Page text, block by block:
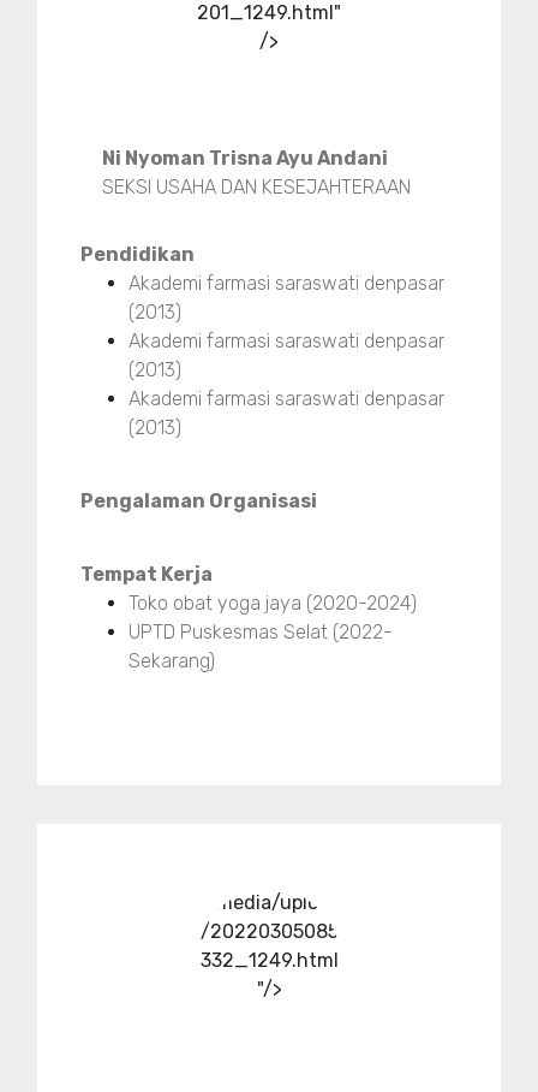
201_1249.html"
/>
Ni Nyoman Trisna Ayu Andani
SEKSI USAHA DAN KESEJAHTERAAN
Pendidikan
Akademi farmasi saraswati denpasar
(2013)
Akademi farmasi saraswati denpasar
(2013)
Akademi farmasi saraswati denpasar
(2013)
Pengalaman Organisasi
Tempat Kerja
Toko obat yoga jaya (2020-2024)
UPTD Puskesmas Selat (2022-
Sekarang)
../media/upload
/20220305085
332_1249.html
"/>